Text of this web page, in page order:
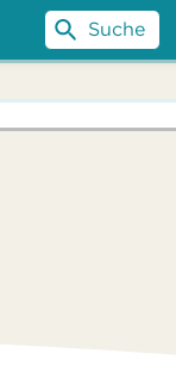
Suche